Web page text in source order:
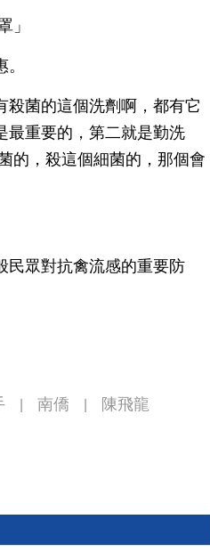
」
殺菌的這個洗劑啊，都有它
最重要的，第二就是勤洗
的，殺這個細菌的，那個會
民眾對抗禽流感的重要防
南僑 陳飛龍